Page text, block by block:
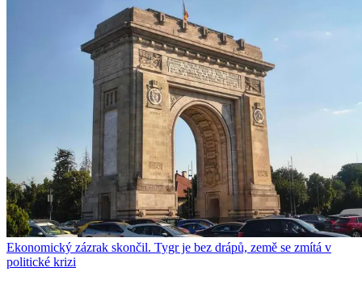
Ekonomický zázrak skončil. Tygr je bez drápů, země se zmítá v
politické krizi